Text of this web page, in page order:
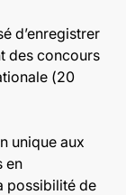
d’enregistrer
des concours
(20
unique aux
en
possibilité de